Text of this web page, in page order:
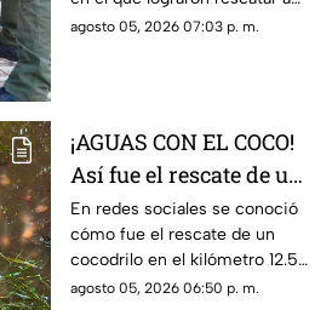
atrapado en una malla
ciclónica
un venado cola blanca en
agosto 05, 2026 07:03 p. m.
¡AGUAS CON EL COCO!
Así fue el rescate de un
cocodrilo en la Zona
Hotelera de Cancún
En redes sociales se conoció
cómo fue el rescate de un
cocodrilo en el kilómetro 12.5
de la Zona Hotelera de Cancún.
agosto 05, 2026 06:50 p. m.